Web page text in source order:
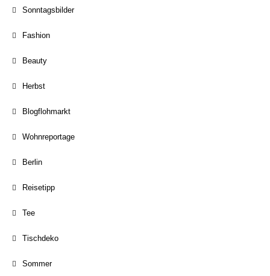
Sonntagsbilder
Fashion
Beauty
Herbst
Blogflohmarkt
Wohnreportage
Berlin
Reisetipp
Tee
Tischdeko
Sommer